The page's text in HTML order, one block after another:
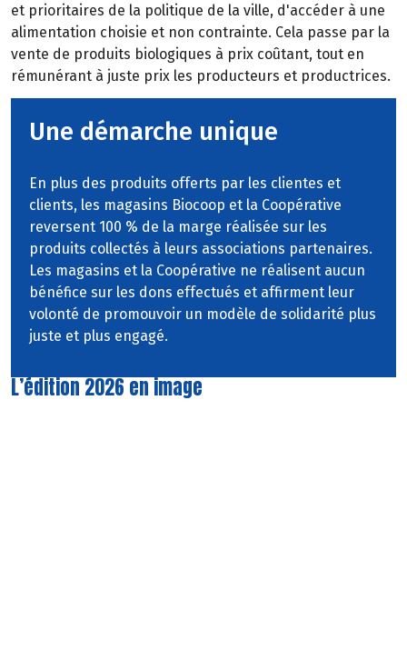
et prioritaires de la politique de la ville, d'accéder à une
alimentation choisie et non contrainte. Cela passe par la
vente de produits biologiques à prix coûtant, tout en
rémunérant à juste prix les producteurs et productrices.
Une démarche unique
En plus des produits offerts par les clientes et
clients, les magasins Biocoop et la Coopérative
reversent 100 % de la marge réalisée sur les
produits collectés à leurs associations partenaires.
Les magasins et la Coopérative ne réalisent aucun
bénéfice sur les dons effectués et affirment leur
volonté de promouvoir un modèle de solidarité plus
juste et plus engagé.
L’édition 2026 en image